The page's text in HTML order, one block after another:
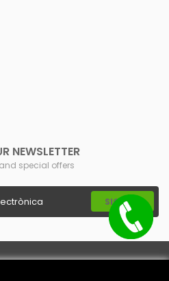
NEWSLETTER
special offers
SIGN UP